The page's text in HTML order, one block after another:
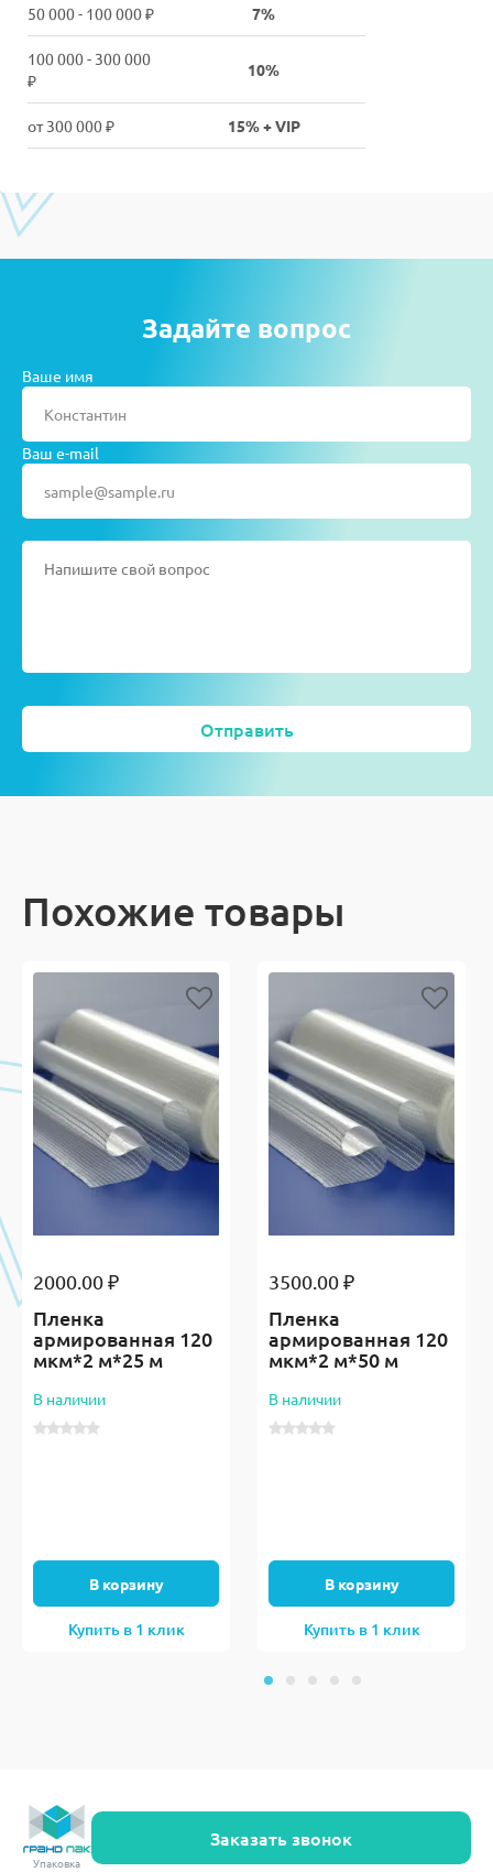
50 000 - 100 000 ₽ 7%
100 000 - 300 000
₽
10%
от 300 000 ₽ 15% + VIP
Задайте вопрос
Ваше имя
Ваш e-mail
Отправить
Похожие товары
2000.00 ₽
Пленка
армированная 120
мкм*2 м*25 м
В наличии
В корзину
Купить в 1 клик
3500.00 ₽
Пленка
армированная 120
мкм*2 м*50 м
В наличии
В корзину
Купить в 1 клик
Упаковка
Заказать звонок